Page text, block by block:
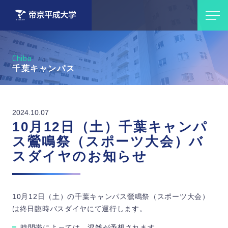
Chiba
千葉キャンパス
2024.10.07
10月12日（土）千葉キャンパ
ス鶯鳴祭（スポーツ大会）バ
スダイヤのお知らせ
10月12日（土）の千葉キャンパス鶯鳴祭（スポーツ大会）
は終日臨時バスダイヤにて運行します。